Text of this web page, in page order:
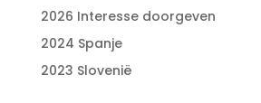
2026 Interesse doorgeven
2024 Spanje
2023 Slovenië